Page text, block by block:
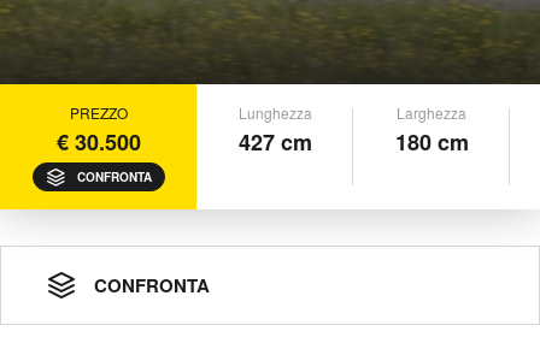
PREZZO
€ 30.500
CONFRONTA
Lunghezza
427 cm
Larghezza
180 cm
CONFRONTA